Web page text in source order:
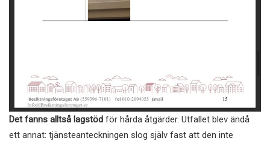
Det fanns alltså lagstöd för hårda åtgärder. Utfallet blev ändå
ett annat: tjänsteanteckningen slog själv fast att den inte